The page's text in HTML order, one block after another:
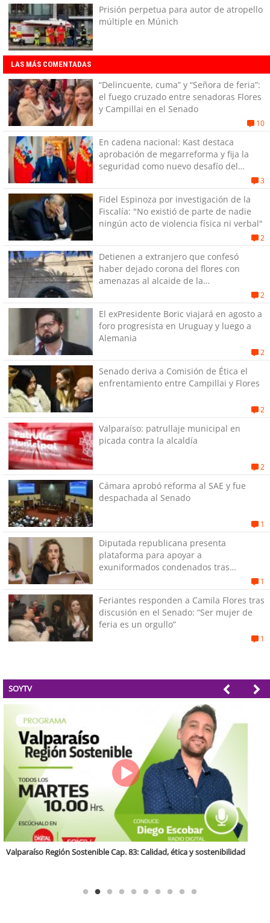
Prisión perpetua para autor de atropello
múltiple en Múnich
LAS MÁS COMENTADAS
“Delincuente, cuma” y “Señora de feria”:
el fuego cruzado entre senadoras Flores
y Campillai en el Senado
10
En cadena nacional: Kast destaca
aprobación de megarreforma y fija la
seguridad como nuevo desafío del
3
Fidel Espinoza por investigación de la
Fiscalía: "No existió de parte de nadie
ningún acto de violencia física ni verbal"
2
Detienen a extranjero que confesó
haber dejado corona del flores con
amenazas al alcaide de la
2
El exPresidente Boric viajará en agosto a
foro progresista en Uruguay y luego a
Alemania
2
Senado deriva a Comisión de Ética el
enfrentamiento entre Campillai y Flores
2
Valparaíso: patrullaje municipal en
picada contra la alcaldía
2
Cámara aprobó reforma al SAE y fue
despachada al Senado
1
Diputada republicana presenta
plataforma para apoyar a
exuniformados condenados tras
1
Feriantes responden a Camila Flores tras
discusión en el Senado: “Ser mujer de
feria es un orgullo”
1
SOYTV